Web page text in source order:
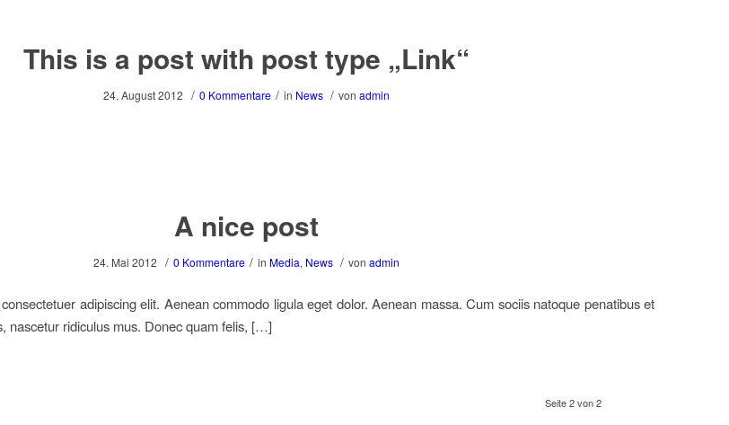
This is a post with post type „Link“
24. August 2012 / 0 Kommentare / in News / von admin
A nice post
24. Mai 2012 / 0 Kommentare / in Media, News / von admin
adipiscing elit. Aenean commodo ligula eget dolor. Aenean massa. Cum sociis natoque penatibus et
nascetur ridiculus mus. Donec quam felis, […]
Seite 2 von 2